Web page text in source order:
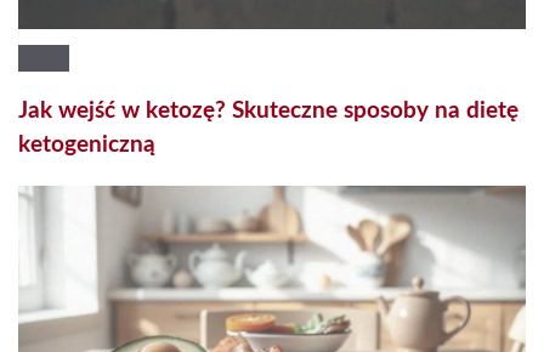
Jak wejść w ketozę? Skuteczne sposoby na dietę
ketogeniczną